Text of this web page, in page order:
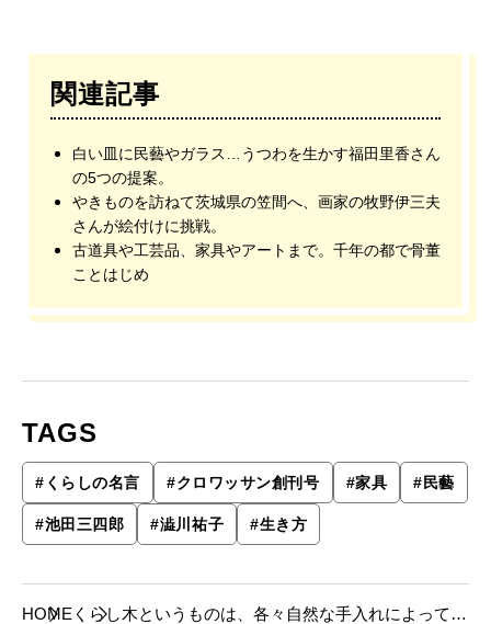
関連記事
白い皿に民藝やガラス…うつわを生かす福田里香さん
の5つの提案。
やきものを訪ねて茨城県の笠間へ、画家の牧野伊三夫
さんが絵付けに挑戦。
古道具や工芸品、家具やアートまで。千年の都で骨董
ことはじめ
TAGS
# くらしの名言 #クロワッサン創刊号 #家具 #民藝
#池田三四郎 #澁川祐子 #生き方
HOME くらし木というものは、各々自然な手入れによって独